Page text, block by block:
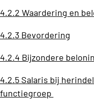
4.2.2 Waardering en
4.2.3 Bevordering
4.2.4 Bijzondere
4.2.5 Salaris bij
functiegroep